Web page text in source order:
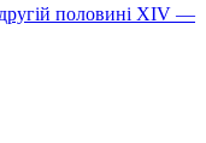
другій половині XIV —